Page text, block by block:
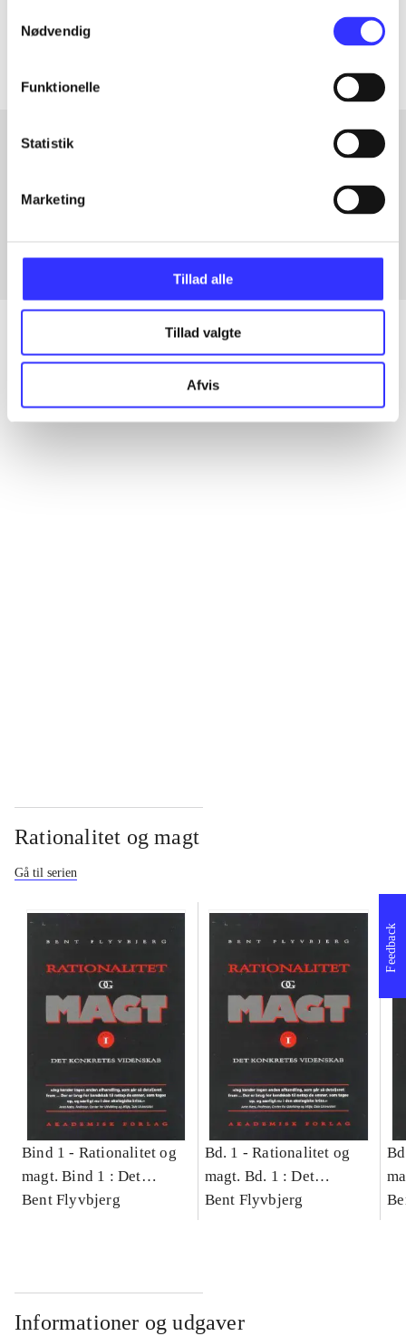
Nødvendig
Funktionelle
Statistik
Marketing
Tillad alle
Tillad valgte
Afvis
Artiklerne i
Fra
Alle registrerede artikler fordelt på udgivelser
Rationalitet og magt
Gå til serien
Bind 1 - Rationalitet og
magt. Bind 1 : Det
konkretes videnskab
Bent Flyvbjerg
Bd. 1 -Rationalitet og
magt. Bd. 1 : Det
konkretes videnskab
Bent Flyvbjerg
Informationer og udgaver
Feedback